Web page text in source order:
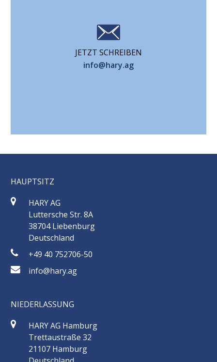
JETZT SCHREIBEN
info@hary.ag
HAUPTSITZ
HARY AG
Luttersche Str. 8A
38704 Liebenburg
Deutschland
+49 40 752706-50
info@hary.ag
NIEDERLASSUNG
HARY AG Hamburg
Trettaustraße 32
21107 Hamburg